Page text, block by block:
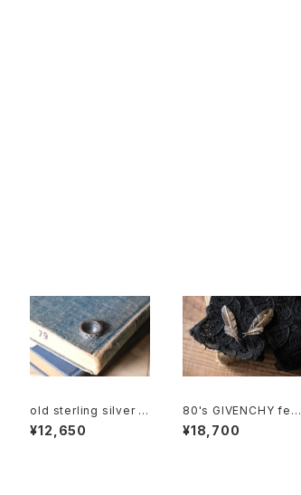
old sterling silver b
and Ring
¥12,650
80's GIVENCHY feat
her w/ rhinestones
clip on Earrings
¥18,700